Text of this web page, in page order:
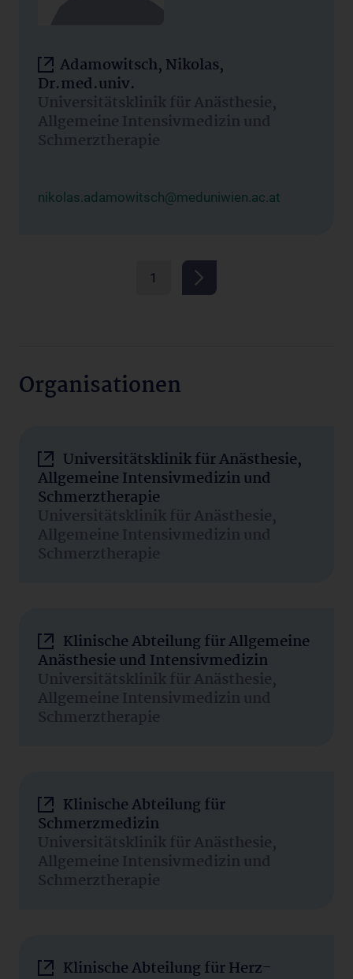
Adamowitsch, Nikolas,
Dr.med.univ.
Universitätsklinik für Anästhesie,
Allgemeine Intensivmedizin und
Schmerztherapie
nikolas.adamowitsch@meduniwien.ac.at
1
Organisationen
Universitätsklinik für Anästhesie,
Allgemeine Intensivmedizin und
Schmerztherapie
Universitätsklinik für Anästhesie,
Allgemeine Intensivmedizin und
Schmerztherapie
Klinische Abteilung für Allgemeine
Anästhesie und Intensivmedizin
Universitätsklinik für Anästhesie,
Allgemeine Intensivmedizin und
Schmerztherapie
Klinische Abteilung für
Schmerzmedizin
Universitätsklinik für Anästhesie,
Allgemeine Intensivmedizin und
Schmerztherapie
Klinische Abteilung für Herz-